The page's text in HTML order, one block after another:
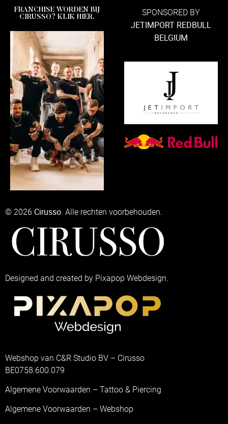
© 2026 Cirusso. Alle rechten voorbehouden.
Designed and created by Pixapop Webdesign.
Webshop van C&R Studio BV – Cirusso
BE0758.600.079
Algemene Voorwaarden – Tattoo & Piercing
Algemene Voorwaarden – Webshop
FRANCHISE WORDEN BIJ
CIRUSSO? KLIK HIER.
SPONSORED BY
JETIMPORT REDBULL
BELGIUM